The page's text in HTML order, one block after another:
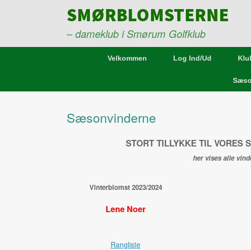
SMØRBLOMSTERNE
– dameklub i Smørum Golfklub
Velkommen Log Ind/Ud
Sæsonvinderne
STORT TILLYKKE TILVORES
her vises alle
Vinterblomst 2023/2024
Lene Noer
Rangliste